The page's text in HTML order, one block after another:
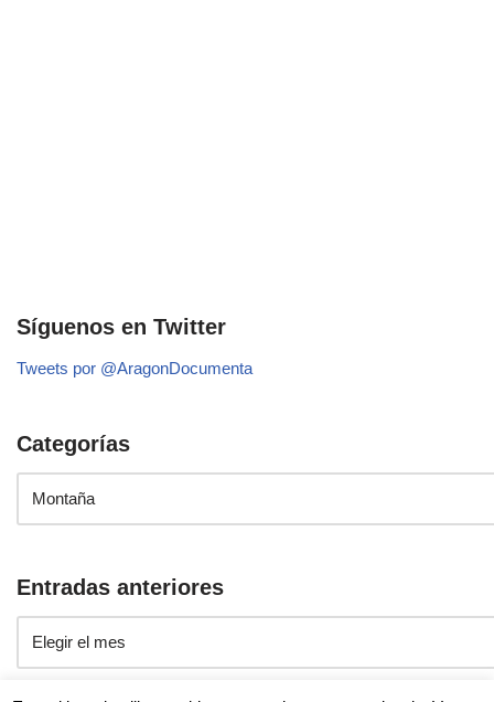
Síguenos en Twitter
Tweets por @AragonDocumenta
Categorías
Entradas anteriores